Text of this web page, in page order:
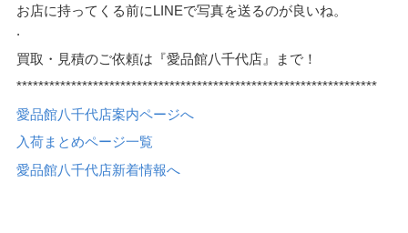
お店に持ってくる前にLINEで写真を送るのが良いね。
.
買取・見積のご依頼は『愛品館八千代店』まで！
******************************************************************
愛品館八千代店案内ページへ
入荷まとめページ一覧
愛品館八千代店新着情報へ